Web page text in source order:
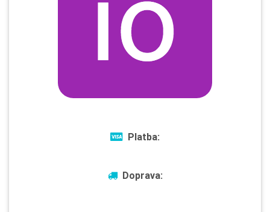
Platba:
Doprava: